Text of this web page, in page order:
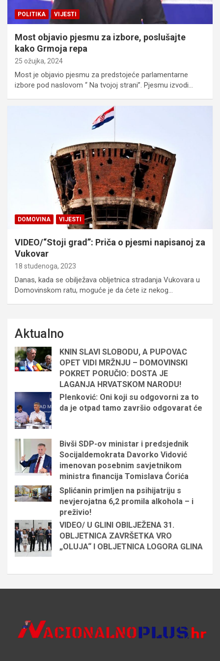
POLITIKA VIJESTI
Most objavio pjesmu za izbore, poslušajte
kako Grmoja repa
25 ožujka, 2024
Most je objavio pjesmu za predstojeće parlamentarne
izbore pod naslovom “ Na tvojoj strani”. Pjesmu izvodi…
DOMOVINA VIJESTI
VIDEO/“Stoji grad”: Priča o pjesmi napisanoj za
Vukovar
18 studenoga, 2023
Danas, kada se obilježava obljetnica stradanja Vukovara u
Domovinskom ratu, moguće je da ćete iz nekog…
Aktualno
KNIN SLAVI SLOBODU, A PUPOVAC
OPET VIDI MRŽNJU – DOMOVINSKI
POKRET PORUČIO: DOSTA JE
LAGANJA HRVATSKOM NARODU!
Plenković: Oni koji su odgovorni za to
da je otpad tamo završio odgovarat će
Bivši SDP-ov ministar i predsjednik
Socijaldemokrata Davorko Vidović
imenovan posebnim savjetnikom
ministra financija Tomislava Ćorića
Splićanin primljen na psihijatriju s
nevjerojatna 6,2 promila alkohola – i
preživio!
VIDEO/ U GLINI OBILJEŽENA 31.
OBLJETNICA ZAVRŠETKA VRO
„OLUJA“ I OBLJETNICA LOGORA GLINA